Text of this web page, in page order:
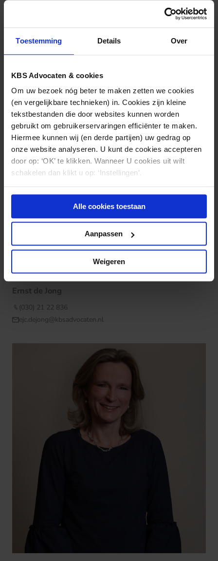
Toestemming Details Over
KBS Advocaten & cookies
Om uw bezoek nóg beter te maken zetten we cookies
(en vergelijkbare technieken) in. Cookies zijn kleine
tekstbestanden die door websites kunnen worden
gebruikt om gebruikerservaringen efficiënter te maken.
Hiermee kunnen wij (en derde partijen) uw gedrag op
onze website analyseren. U kunt de cookies accepteren
door op: ‘OK’ te klikken. Wanneer U cookies uit wilt
schakelen dan klikt u op: ‘Instellingen’.
Alle cookies toestaan
Aanpassen
Weigeren
(030) 212 28 38
mf.mooibroek@kbsadvocaten.nl
Ernst de Jong
(030) 21 22 836
ejc.dejong@kbsadvocaten.nl